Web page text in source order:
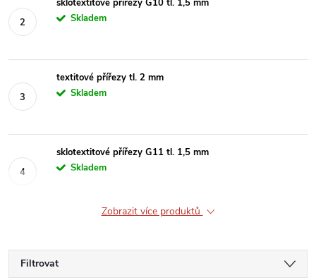
sklotextitové přířezy G10 tl. 1,5 mm
Skladem
textitové přířezy tl. 2 mm
Skladem
sklotextitové přířezy G11 tl. 1,5 mm
Skladem
Zobrazit více produktů
Filtrovat